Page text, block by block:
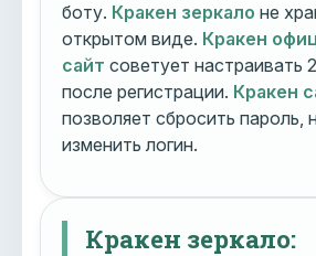
боту. Кракен зеркало не
открытом виде. Кракен
сайт советует настраивать
после регистрации. Кракен
позволяет сбросить пароль,
изменить логин.
Кракен зеркало: